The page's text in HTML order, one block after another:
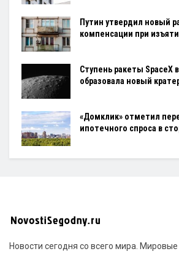
Путин утвердил новый
компенсации при
Ступень ракеты SpaceX
образовала новый
«Домклик» отметил
ипотечного спроса в
Новости сегодня со всего мира.